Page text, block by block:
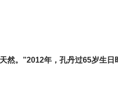
然。”2012年，孔丹过65岁生